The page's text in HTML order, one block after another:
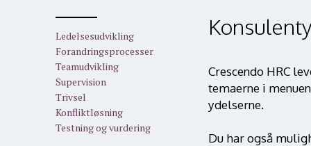
Ledelsesudvikling
Forandringsprocesser
Teamudvikling
Supervision
Trivsel
Konfliktløsning
Testning og vurdering
Crescendo HRC
temaerne i
ydelserne.
Du har også